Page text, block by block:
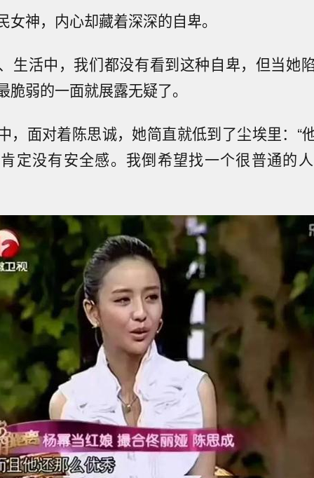
女神，内心却藏着深深的自卑。
生活中，我们都没有看到这种自卑，但当她
脆弱的一面就展露无疑了。
，面对着陈思诚，她简直就低到了尘埃里：“
定没有安全感。我倒希望找一个很普通的